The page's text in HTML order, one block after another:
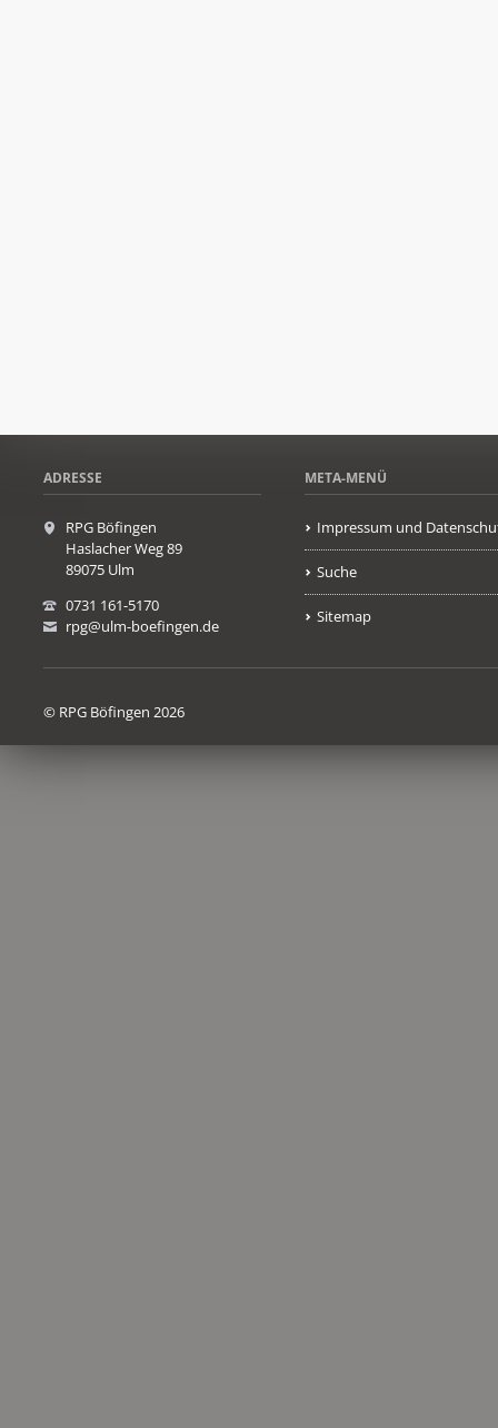
ADRESSE
RPG Böfingen
Haslacher Weg 89
89075 Ulm
0731 161-5170
rpg@ulm-boefingen.de
META-MENÜ
Impressum und
Suche
Sitemap
© RPG Böfingen 2026